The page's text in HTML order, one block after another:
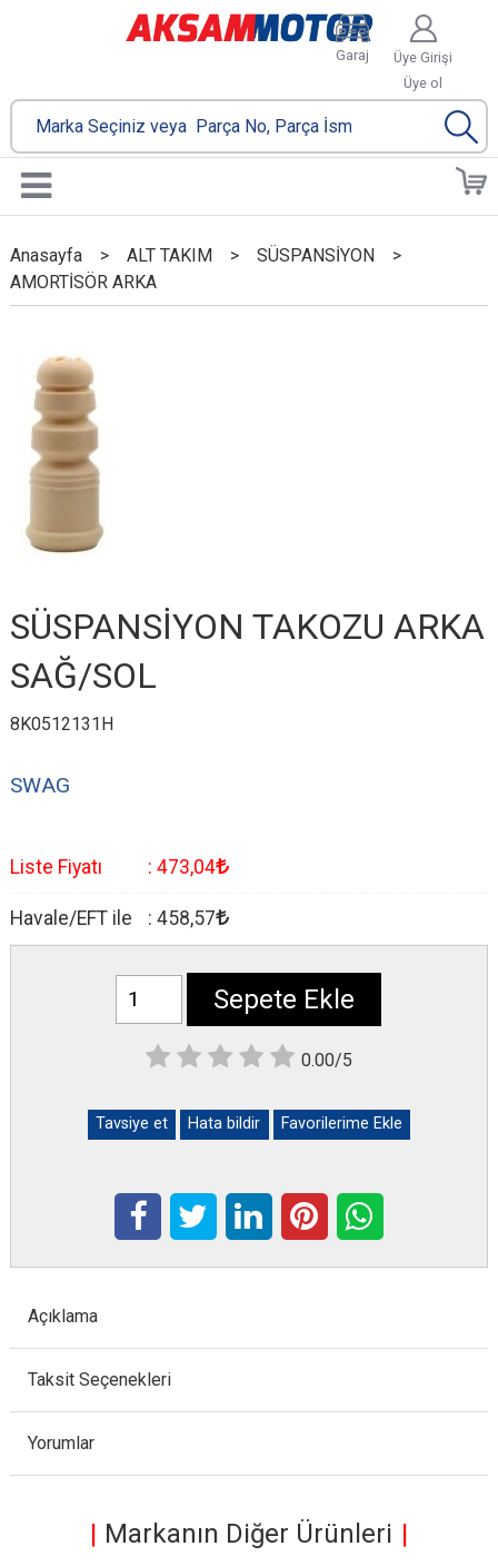
Üye Girişi
Üye ol
Garaj
Anasayfa > ALT TAKIM > SÜSPANSİYON
>
AMORTİSÖR ARKA
SÜSPANSİYON TAKOZU ARKA
SAĞ/SOL
8K0512131H
SWAG
Liste Fiyatı : 473,04
Havale/EFT ile : 458,57
Sepete Ekle
0.00/5
Tavsiye et Hata bildir Favorilerime Ekle
Açıklama
Taksit Seçenekleri
Yorumlar
Markanın Diğer Ürünleri